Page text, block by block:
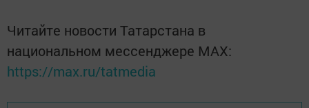
Читайте новости Татарстана в
национальном мессенджере MАХ:
https://max.ru/tatmedia